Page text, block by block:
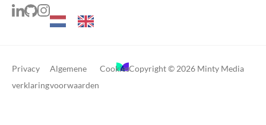
Copyright © 2026 Minty Media
Privacy
verklaring
Algemene
voorwaarden
Cookies